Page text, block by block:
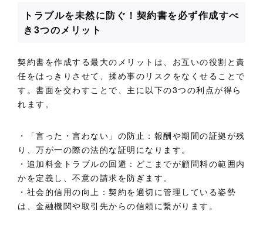
トラブルを未然に防ぐ！契約書を必ず作成すべ
き3つのメリット
契約書を作成する最大のメリットは、お互いの役割と責
任をはっきりさせて、揉め事のリスクをなくせることで
す。書面を交わすことで、主に以下の3つの利点が得ら
れます。
・「言った・言わない」の防止：報酬や期間の証拠が残
り、万が一の際の法的な証明になります。
・追加料金トラブルの回避：どこまでが顧問料の範囲内
かを定義し、不意の請求を防ぎます。
・社会的信用の向上：契約を適切に管理している姿勢
は、金融機関や取引先からの信頼に繋がります。